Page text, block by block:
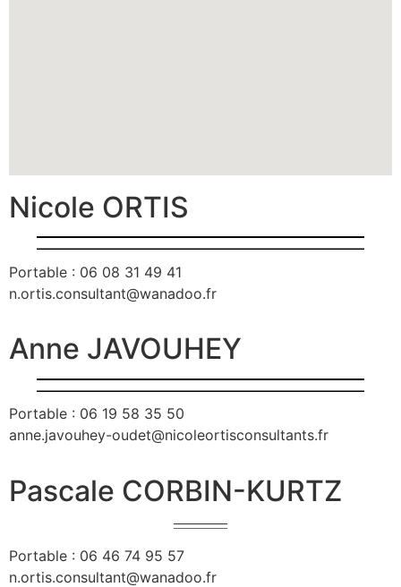
Nicole ORTIS
Portable : 06 08 31 49 41
n.ortis.consultant@wanadoo.fr
Anne JAVOUHEY
Portable : 06 19 58 35 50
anne.javouhey-oudet@nicoleortisconsultants.fr
Pascale CORBIN-KURTZ
Portable : 06 46 74 95 57
n.ortis.consultant@wanadoo.fr